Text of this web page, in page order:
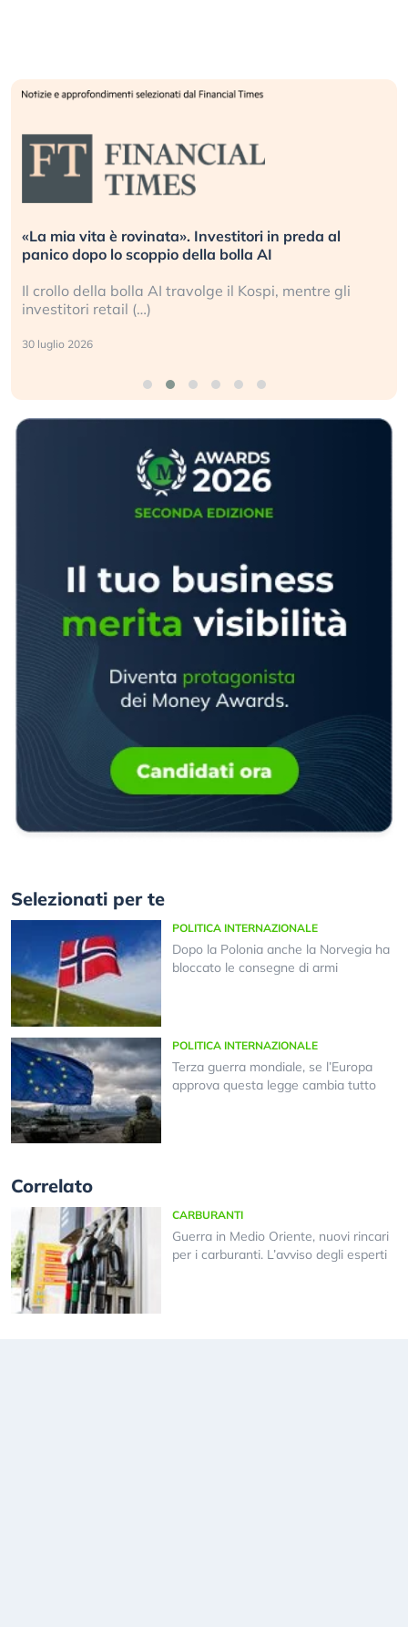
«La mia vita è rovinata». Investitori in preda al
panico dopo lo scoppio della bolla AI
Il crollo della bolla AI travolge il Kospi, mentre gli
investitori retail (…)
30 luglio 2026
Selezionati per te
POLITICA INTERNAZIONALE
Dopo la Polonia anche la Norvegia ha
bloccato le consegne di armi
POLITICA INTERNAZIONALE
Terza guerra mondiale, se l’Europa
approva questa legge cambia tutto
Correlato
CARBURANTI
Guerra in Medio Oriente, nuovi rincari
per i carburanti. L’avviso degli esperti